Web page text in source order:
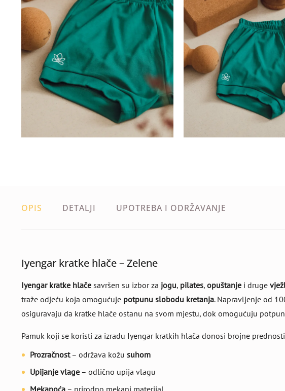
OPIS DETALJI UPOTREBA I ODRŽAVANJE
Iyengar kratke hlače – Zelene
Iyengar kratke hlače savršen su izbor za jogu, pilates, opuštanje i druge
traže odjeću koja omogućuje potpunu slobodu kretanja. Napravljenje od
osiguravaju da kratke hlače ostanu na svom mjestu, dok omogućuju
Pamuk koji se koristi za izradu Iyengar kratkih hlača donosi brojne
Prozračnost– održava kožu suhom
Upijanje vlage – odlično upija vlagu
Mekanoća – prirodno mekani materijal